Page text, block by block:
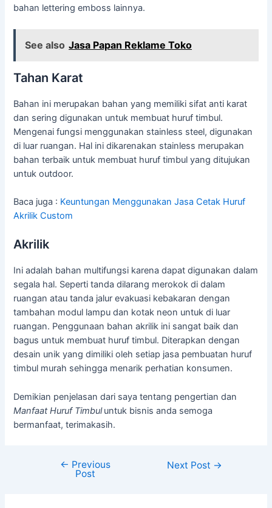
bahan lettering emboss lainnya.
See also Jasa Papan Reklame Toko
Tahan Karat
Bahan ini merupakan bahan yang memiliki sifat anti karat
dan sering digunakan untuk membuat huruf timbul.
Mengenai fungsi menggunakan stainless steel, digunakan
di luar ruangan. Hal ini dikarenakan stainless merupakan
bahan terbaik untuk membuat huruf timbul yang ditujukan
untuk outdoor.
Baca juga : Keuntungan Menggunakan Jasa Cetak Huruf
Akrilik Custom
Akrilik
Ini adalah bahan multifungsi karena dapat digunakan dalam
segala hal. Seperti tanda dilarang merokok di dalam
ruangan atau tanda jalur evakuasi kebakaran dengan
tambahan modul lampu dan kotak neon untuk di luar
ruangan. Penggunaan bahan akrilik ini sangat baik dan
bagus untuk membuat huruf timbul. Diterapkan dengan
desain unik yang dimiliki oleh setiap jasa pembuatan huruf
timbul murah sehingga menarik perhatian konsumen.
Demikian penjelasan dari saya tentang pengertian dan
Manfaat Huruf Timbuluntuk bisnis anda semoga
bermanfaat, terimakasih.
← Previous
Post
Next Post →